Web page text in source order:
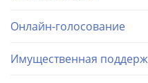
Онлайн-голосование
Имущественная